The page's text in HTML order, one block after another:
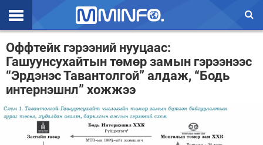
Эхлэл
Цаг агаар
Валют ханш
Улс төр
Эдийн засаг
Оффтейк гэрээний нууцаас:
Гашуунсухайтын төмөр замын гэрээнээс
“Эрдэнэс Тавантолгой” алдаж, “Бодь
интернэшнл” хожжээ